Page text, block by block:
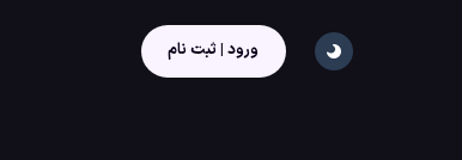
ورود | ثبت نام